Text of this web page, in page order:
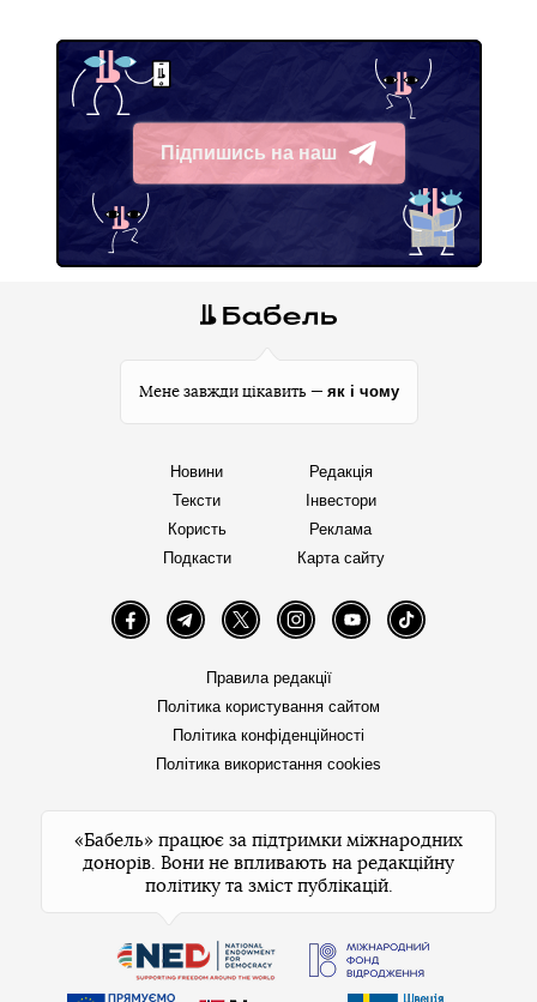
Підпишись на наш
Telegram
Мене завжди цікавить — як і чому
Новини
Тексти
Користь
Подкасти
Редакція
Інвестори
Реклама
Карта сайту
FacebookTelegramTwitter InstagramYouTube TikTok
Правила редакції
Політика користування сайтом
Політика конфіденційності
Політика використання cookies
«Бабель» працює за підтримки міжнародних
донорів. Вони не впливають на редакційну
політику та зміст публікацій.